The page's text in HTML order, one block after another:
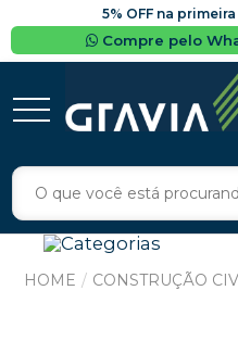
5% OFF na
Compre pelo
CONSTRUÇÃO